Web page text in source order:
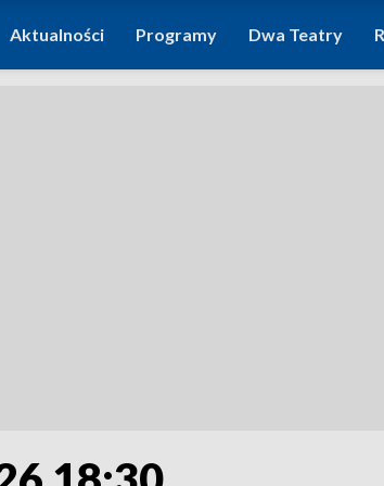
Aktualności Programy Dwa Teatry